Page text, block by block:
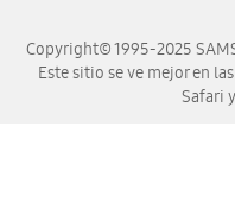
Copyright© 1995-2025
Este sitio se ve mejor en
Safari